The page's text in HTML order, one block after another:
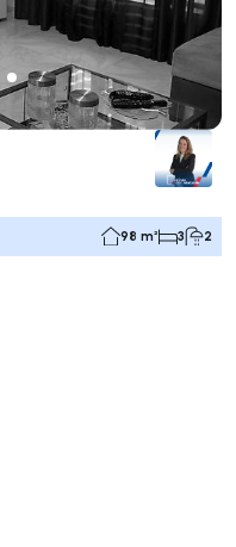
98 m² 3 2